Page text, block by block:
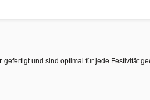
gefertigt und sind optimal für jede Festivität